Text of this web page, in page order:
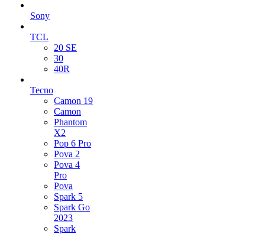
Sony
TCL
20 SE
30
40R
Tecno
Camon 19
Camon
Phantom
X2
Pop 6 Pro
Pova 2
Pova 4
Pro
Pova
Spark 5
Spark Go
2023
Spark